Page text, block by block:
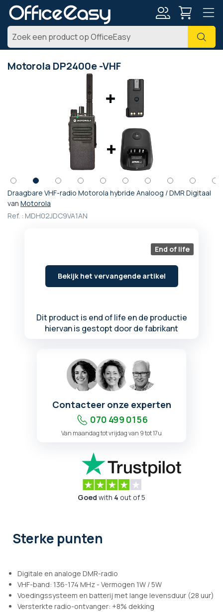
Zoek
Motorola DP2400e -VHF
Draagbare VHF-radio Motorola hybride Analoog / DMR Digitaal
van Motorola
Ref. : MDH02JDC9VA1AN
End of life
Bekijk het vervangende artikel
Dit product is end of life en de productie
hiervan is gestopt door de fabrikant
Ga
naar
het
Contacteer onze experten
070 499 01 56
Van maandag tot vrijdag van 9 tot 17u
Goed with 4 out of 5
Sterke punten
Digitale en analoge DMR-radio
VHF-band: 136-174 MHz - Vermogen 1W / 5W
Voedingssysteem en batterij met lange levensduur (28 uur)
Versterkte radio-ontvanger: +8% dekking